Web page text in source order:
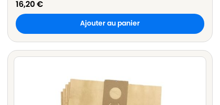
16,20€
Ajouter au panier